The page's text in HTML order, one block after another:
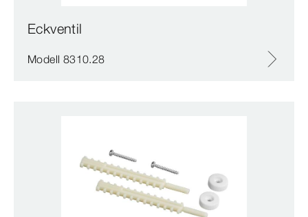
Eckventil
Modell 8310.28